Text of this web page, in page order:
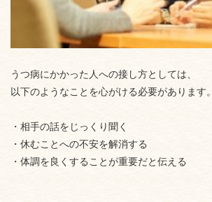
うつ病にかかった人への接し方としては、
以下のようなことを心がける必要があります。
・相手の話をじっくり聞く
・休むことへの不安を解消する
・体調を良くすることが重要だと伝える